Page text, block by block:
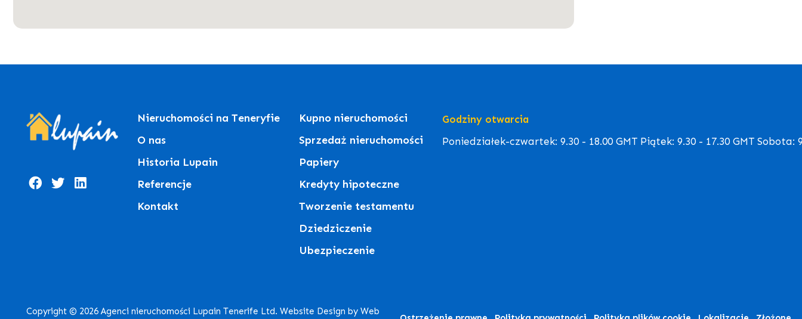
Nieruchomości na Teneryfie
O nas
Historia Lupain
Referencje
Kontakt
Kupno nieruchomości
Sprzedaż nieruchomości
Papiery
Kredyty hipoteczne
Tworzenie testamentu
Dziedziczenie
Ubezpieczenie
Godziny otwarcia
Poniedziałek-czwartek: 9.30 - 18.00 GMT Piątek: 9.30 - 17.30 GMT Sobota:
Copyright © 2026 Agenci nieruchomości Lupain Tenerife Ltd. Website Design by Web